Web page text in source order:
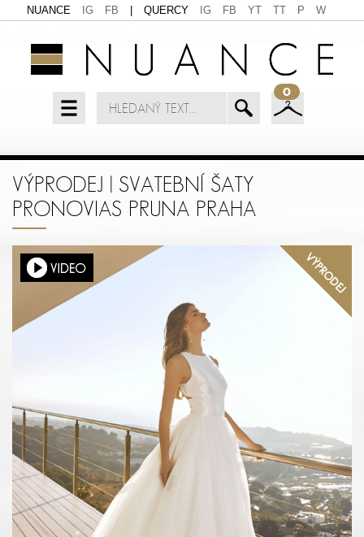
NUANCE IG FB QUERCY IG FB YT TT P W
0
VÝPRODEJ | SVATEBNÍ ŠATY
PRONOVIAS PRUNA PRAHA